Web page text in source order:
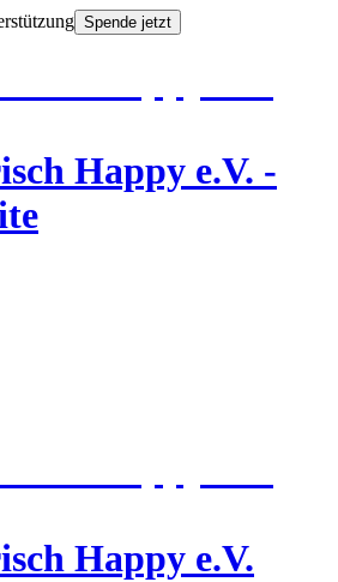
Spende jetzt
Happy e.V. -
Happy e.V.